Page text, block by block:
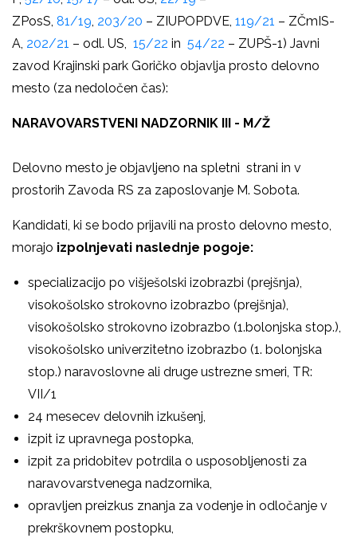
ZPosS, 81/19, 203/20 – ZIUPOPDVE, 119/21 – ZČmIS-
A, 202/21 – odl. US, 15/22 in 54/22 – ZUPŠ-1) Javni
zavod Krajinski park Goričko objavlja prosto delovno
mesto (za nedoločen čas):
NARAVOVARSTVENI NADZORNIK III - M/Ž
Delovno mesto je objavljeno na spletni strani in v
prostorih Zavoda RS za zaposlovanje M. Sobota.
Kandidati, ki se bodo prijavili na prosto delovno mesto,
morajo izpolnjevati naslednje pogoje:
specializacijo po višješolski izobrazbi (prejšnja),
visokošolsko strokovno izobrazbo (prejšnja),
visokošolsko strokovno izobrazbo (1.bolonjska stop.),
visokošolsko univerzitetno izobrazbo (1. bolonjska
stop.) naravoslovne ali druge ustrezne smeri, TR:
VII/1
24 mesecev delovnih izkušenj,
izpit iz upravnega postopka,
izpit za pridobitev potrdila o usposobljenosti za
naravovarstvenega nadzornika,
opravljen preizkus znanja za vodenje in odločanje v
prekrškovnem postopku,